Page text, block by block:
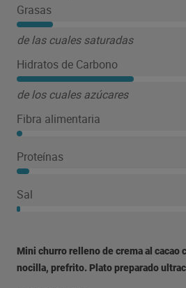
Grasas
de las cuales saturadas
Hidratos de Carbono
de los cuales azúcares
Fibra alimentaria
Proteínas
Sal
Mini churro relleno de crema al cacao
nocilla, prefrito. Plato preparado